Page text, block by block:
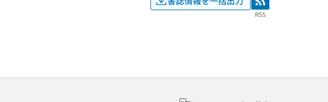
RSS
RSS